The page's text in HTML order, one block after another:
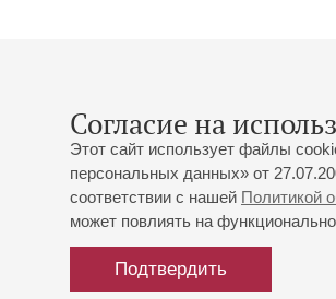
Согласие на
Этот сайт использует файлы
персональных данных» от
соответствии с нашей Политикой
может повлиять на
Подтвердить